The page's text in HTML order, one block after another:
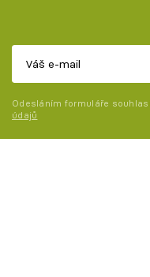
Odesláním formuláře
údajů